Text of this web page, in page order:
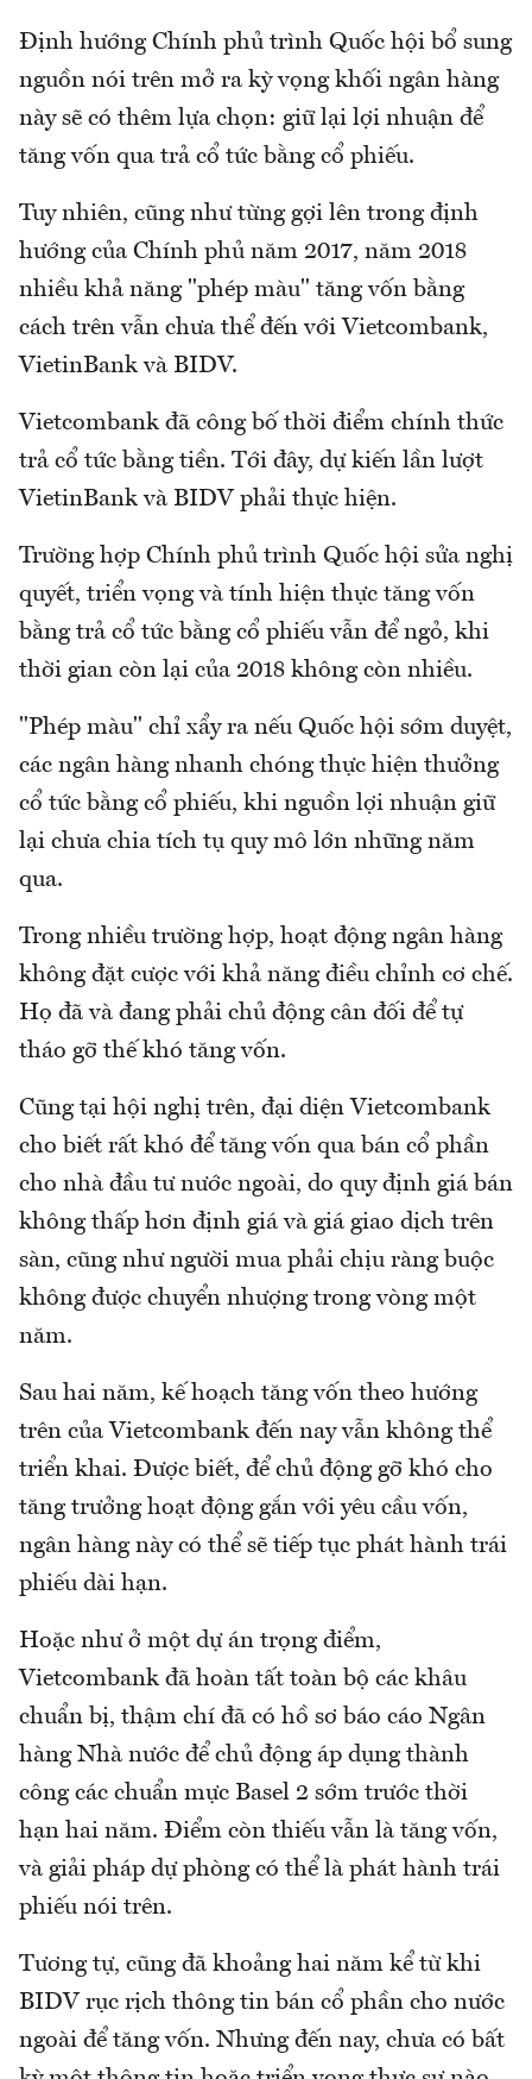
Định hướng Chính phủ trình Quốc hội bổ sung
nguồn nói trên mở ra kỳ vọng khối ngân hàng
này sẽ có thêm lựa chọn: giữ lại lợi nhuận để
tăng vốn qua trả cổ tức bằng cổ phiếu.
Tuy nhiên, cũng như từng gợi lên trong định
hướng của Chính phủ năm 2017, năm 2018
nhiều khả năng "phép màu" tăng vốn bằng
cách trên vẫn chưa thể đến với Vietcombank,
VietinBank và BIDV.
Vietcombank đã công bố thời điểm chính thức
trả cổ tức bằng tiền. Tới đây, dự kiến lần lượt
VietinBank và BIDV phải thực hiện.
Trường hợp Chính phủ trình Quốc hội sửa nghị
quyết, triển vọng và tính hiện thực tăng vốn
bằng trả cổ tức bằng cổ phiếu vẫn để ngỏ, khi
thời gian còn lại của 2018 không còn nhiều.
"Phép màu" chỉ xẩy ra nếu Quốc hội sớm duyệt,
các ngân hàng nhanh chóng thực hiện thưởng
cổ tức bằng cổ phiếu, khi nguồn lợi nhuận giữ
lại chưa chia tích tụ quy mô lớn những năm
qua.
Trong nhiều trường hợp, hoạt động ngân hàng
không đặt cược với khả năng điều chỉnh cơ chế.
Họ đã và đang phải chủ động cân đối để tự
tháo gỡ thế khó tăng vốn.
Cũng tại hội nghị trên, đại diện Vietcombank
cho biết rất khó để tăng vốn qua bán cổ phần
cho nhà đầu tư nước ngoài, do quy định giá bán
không thấp hơn định giá và giá giao dịch trên
sàn, cũng như người mua phải chịu ràng buộc
không được chuyển nhượng trong vòng một
năm.
Sau hai năm, kế hoạch tăng vốn theo hướng
trên của Vietcombank đến nay vẫn không thể
triển khai. Được biết, để chủ động gỡ khó cho
tăng trưởng hoạt động gắn với yêu cầu vốn,
ngân hàng này có thể sẽ tiếp tục phát hành trái
phiếu dài hạn.
Hoặc như ở một dự án trọng điểm,
Vietcombank đã hoàn tất toàn bộ các khâu
chuẩn bị, thậm chí đã có hồ sơ báo cáo Ngân
hàng Nhà nước để chủ động áp dụng thành
công các chuẩn mực Basel 2 sớm trước thời
hạn hai năm. Điểm còn thiếu vẫn là tăng vốn,
và giải pháp dự phòng có thể là phát hành trái
phiếu nói trên.
Tương tự, cũng đã khoảng hai năm kể từ khi
BIDV rục rịch thông tin bán cổ phần cho nước
ngoài để tăng vốn. Nhưng đến nay, chưa có bất